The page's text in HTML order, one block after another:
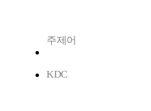
주제어
KDC